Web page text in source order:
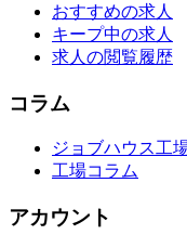
おすすめの求人
キープ中の求人
求人の閲覧履歴
コラム
ジョブハウス工
工場コラム
アカウント